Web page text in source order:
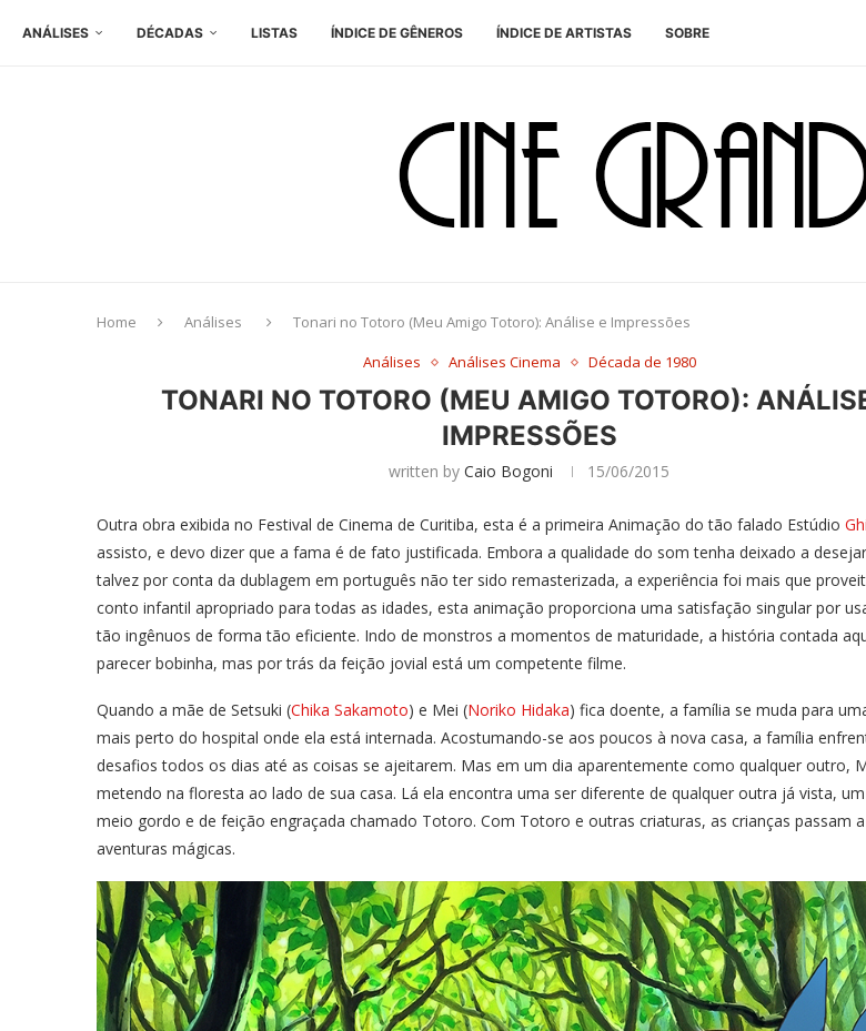
ANÁLISES DÉCADAS LISTAS ÍNDICE DE GÊNEROS ÍNDICE DE ARTISTAS SOBRE
Home Análises
Tonari no Totoro (Meu Amigo Totoro): Análise e Impressões
Análises
Análises Cinema Década de 1980
TONARI NO TOTORO (MEU AMIGO TOTORO):
IMPRESSÕES
written byCaio Bogoni 15/06/2015
Outra obra exibida no Festival de Cinema de Curitiba, esta é a primeira Animação do tão falado Estúdio
assisto, e devo dizer que a fama é de fato justificada. Embora a qualidade do som tenha deixado a
talvez por conta da dublagem em português não ter sido remasterizada, a experiência foi mais que
conto infantil apropriado para todas as idades, esta animação proporciona uma satisfação singular por
tão ingênuos de forma tão eficiente. Indo de monstros a momentos de maturidade, a história contada
parecer bobinha, mas por trás da feição jovial está um competente filme.
Quando a mãe de Setsuki (Chika Sakamoto) e Mei (Noriko Hidaka) fica doente, a família se muda para
mais perto do hospital onde ela está internada. Acostumando-se aos poucos à nova casa, a família
desafios todos os dias até as coisas se ajeitarem. Mas em um dia aparentemente como qualquer outro,
metendo na floresta ao lado de sua casa. Lá ela encontra uma ser diferente de qualquer outra já vista,
meio gordo e de feição engraçada chamado Totoro. Com Totoro e outras criaturas, as crianças passam
aventuras mágicas.